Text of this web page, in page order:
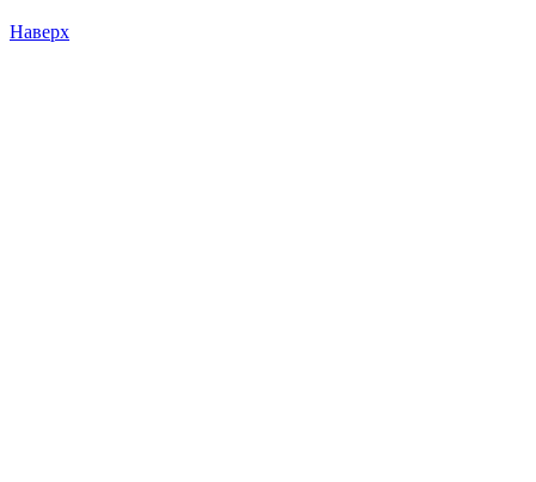
Наверх